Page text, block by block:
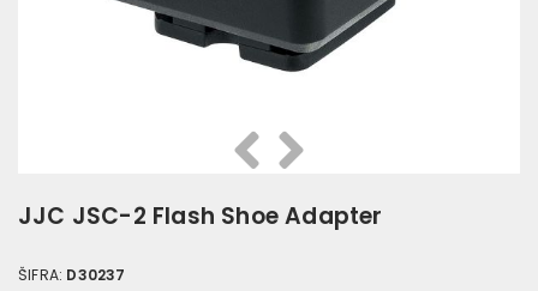
PrethodnaSlijedeća
JJC JSC-2 Flash Shoe Adapter
ŠIFRA: D30237